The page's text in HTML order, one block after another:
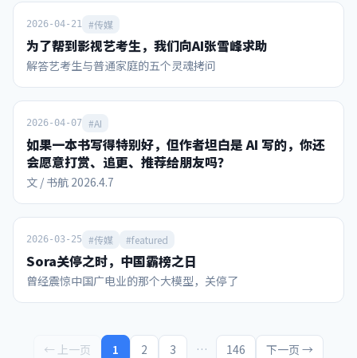
110亿美元修订至130亿美元，较上周期增长超70%。决赛前
夜，因凡蒂诺向211个会员协会代表宣布，本周期收入有望突
破150亿美元。 其中，本届世界杯所在的2026财年收入预算约
89.11亿美元，而福布斯按实际表现估算的本届世界杯收入可
达101.84亿美元（含转播权39亿、票务/款待超30亿、赞助28
入为75.7亿美元。 下面首先从这里面的赞助商收入开始看。
本届世界杯有16个全球赞助席位，今年3月下旬售罄，创单届
体育赛事赞助收入纪录。赞助商可以使用世界杯名义进行产品
宣传营销，这种特许权益给国际足联带来的总收入，从俄罗斯
世界杯的16.6亿美元暴增到今年的28亿美元。 FIFA合作伙伴
ADI Predictstreet。每家合作伙伴平均4年周期约支付2亿美
元，沙特阿美、阿迪、可口可乐的签约价更高达约4亿美元。
FIFA世界杯赞助商（第二级）包括百威、美国银行、乐事、海
持者”计划，16个主办城市每个最多可签约10家本地赞助商。
2026-04-21 #传媒
为了帮到影视艺考生，我们向AI张雪峰求助
解答艺考生与普通家庭的五个灵魂拷问
2026-04-07 #AI
如果一本书写得特别好，但作者坦白是 AI 写的，你还
会愿意打赏、追更、推荐给朋友吗？
文 / 书航 2026.4.7
2026-03-25 #传媒 #featured
Sora关停之时，中国霸榜之日
曾经震惊中国广电业的那个大模型，关停了
← 上一页 1 2 3 … 146 下一页 →